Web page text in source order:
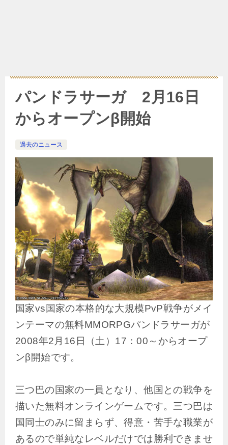
パンドラサーガ 2月16日
からオープンβ開始
過去のニュース
国家vs国家の本格的な大規模PvP戦争がメイ
ンテーマの無料MMORPGパンドラサーガが
2008年2月16日（土）17：00～からオープ
ンβ開始です。
三つ巴の国家の一員となり、他国との戦争を
描いた無料オンラインゲームです。三つ巴は
国同士のみに留まらず、得意・苦手な職業が
あるので単純なレベルだけでは勝利できませ